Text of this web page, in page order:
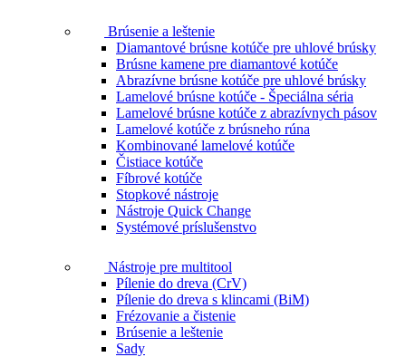
Brúsenie a leštenie
Diamantové brúsne kotúče pre uhlové brúsky
Brúsne kamene pre diamantové kotúče
Abrazívne brúsne kotúče pre uhlové brúsky
Lamelové brúsne kotúče - Špeciálna séria
Lamelové brúsne kotúče z abrazívnych pásov
Lamelové kotúče z brúsneho rúna
Kombinované lamelové kotúče
Čistiace kotúče
Fíbrové kotúče
Stopkové nástroje
Nástroje Quick Change
Systémové príslušenstvo
Nástroje pre multitool
Pílenie do dreva (CrV)
Pílenie do dreva s klincami (BiM)
Frézovanie a čistenie
Brúsenie a leštenie
Sady